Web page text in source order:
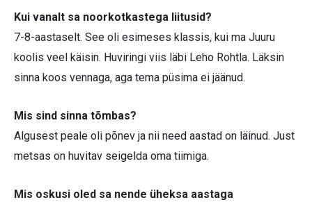
Kui vanalt sa noorkotkastega liitusid?
7-8-aastaselt. See oli esimeses klassis, kui ma Juuru
koolis veel käisin. Huviringi viis läbi Leho Rohtla. Läksin
sinna koos vennaga, aga tema püsima ei jäänud.
Mis sind sinna tõmbas?
Algusest peale oli põnev ja nii need aastad on läinud. Just
metsas on huvitav seigelda oma tiimiga.
Mis oskusi oled sa nende üheksa aastaga